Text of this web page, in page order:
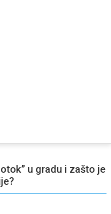
u gradu i zašto je